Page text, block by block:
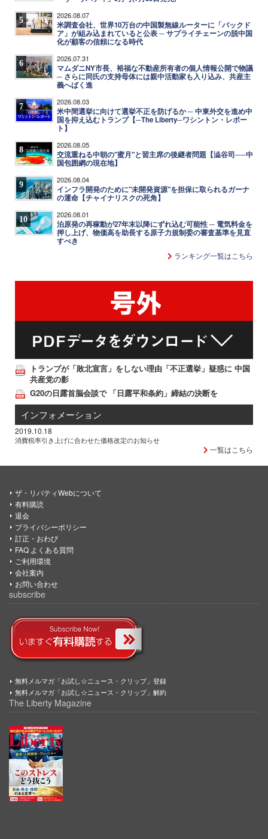
5 2026.08.07
米調査会社、世界10万台の中国製無線ルーターに「バックド
ア」が組み込まれていると公表 ─ サプライチェーンの脱中国
化が顧客の信頼になる時代
6 2026.07.31
マムダニNY市長、裕福な不動産所有者の個人情報公開で物議
─ さらに同氏の支持母体には親中活動家も入り込み、共産主
義へばく進
7 2026.08.03
米中間選挙に向けて選挙不正を防げるか ─ 中東外交を進め中
国を抑え込むトランプ【─The Liberty─ワシントン・レポー
ト】
8 2026.08.05
交流重ねる中朝の"蜜月"と習主席の後継者問題【澁谷司──中
国包囲網の現在地】
9 2026.08.04
インフラ開発のために"未開発資源"を担保に取られるガーナ
の運命【チャイナリスクの死角】
10 2026.08.01
泊原発の再稼動が27年末以降にずれ込む可能性 ─ 電気料金を
押し上げ、物価高を助長する原子力規制委の審査基準を見直
すべき
ランキング一覧はこちら
トランプが「敗北宣言」をしない理由「不正選挙」疑惑に 中国
共産党の影
G20の日露首脳会談で 「日露平和条約」締結の決断を
インフォメーション
2019.10.18
消費税率引き上げに合わせた価格改定のお知らせ
一覧はこちら
ザ・リバティWebについて
有料購読
退会
プライバシーポリシー
訂正・おわび
FAQ よくある質問
ご利用環境
会社案内
お問い合わせ
subscribe
無料メルマガ「お試し☆ニュース・クリップ」登録
無料メルマガ「お試し☆ニュース・クリップ」解約
The Liberty Magazine